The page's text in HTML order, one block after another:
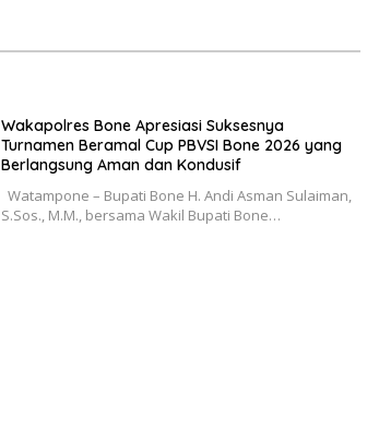
Wakapolres Bone Apresiasi Suksesnya
Turnamen Beramal Cup PBVSI Bone 2026 yang
Berlangsung Aman dan Kondusif
Watampone – Bupati Bone H. Andi Asman Sulaiman,
S.Sos., M.M., bersama Wakil Bupati Bone…